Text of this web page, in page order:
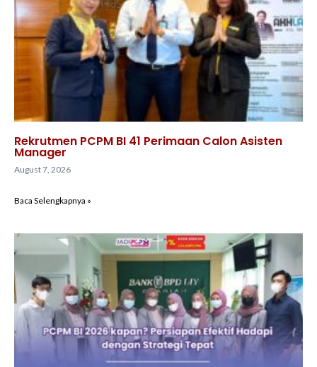
Rekrutmen PCPM BI 41 Perimaan Calon Asisten
Manager
August 7, 2026
Baca Selengkapnya »